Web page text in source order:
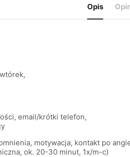
Opis
email/krótki telefon,
motywacja, kontakt po
ok. 20-30 minut, 1x/m-c)